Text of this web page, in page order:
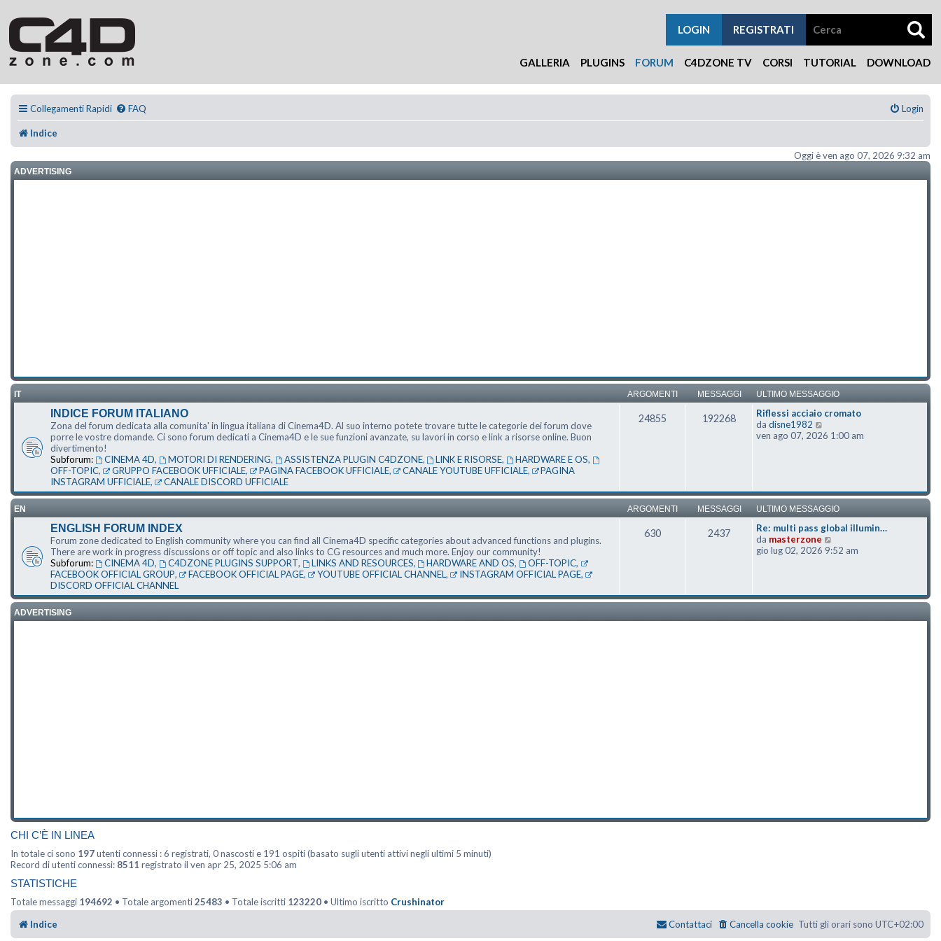
GALLERIA PLUGINS FORUM C4DZONE TV CORSI TUTORIAL DOWNLOAD
REGISTRATI
LOGIN
Collegamenti Rapidi FAQ Login
Indice
Oggi è ven ago 07, 2026 9:32 am
ADVERTISING
IT ARGOMENTI MESSAGGI ULTIMO MESSAGGIO
INDICE FORUM ITALIANO
Zona del forum dedicata alla comunita' in lingua italiana di Cinema4D. Al suo interno potete trovare tutte le categorie dei forum dove
porre le vostre domande. Ci sono forum dedicati a Cinema4D e le sue funzioni avanzate, su lavori in corso e link a risorse online. Buon
divertimento!
Subforum:
CINEMA 4D, MOTORI DI RENDERING, ASSISTENZA PLUGIN C4DZONE, LINK E RISORSE, HARDWARE E OS,
OFF-TOPIC, GRUPPO FACEBOOK UFFICIALE, PAGINA FACEBOOK UFFICIALE, CANALE YOUTUBE UFFICIALE,
PAGINA
INSTAGRAM UFFICIALE, CANALE DISCORD UFFICIALE
24855 192268
Riflessi acciaio cromato
da disne1982
ven ago 07, 2026 1:00 am
EN ARGOMENTI MESSAGGI ULTIMO MESSAGGIO
ENGLISH FORUM INDEX
Forum zone dedicated to English community where you can find all Cinema4D specific categories about advanced functions and plugins.
There are work in progress discussions or off topic and also links to CG resources and much more. Enjoy our community!
Subforum:
CINEMA 4D, C4DZONE PLUGINS SUPPORT, LINKS AND RESOURCES, HARDWARE AND OS, OFF-TOPIC,
FACEBOOK OFFICIAL GROUP, FACEBOOK OFFICIAL PAGE, YOUTUBE OFFICIAL CHANNEL, INSTAGRAM OFFICIAL PAGE,
DISCORD OFFICIAL CHANNEL
630 2437
Re: multi pass global illumin…
da masterzone
gio lug 02, 2026 9:52 am
ADVERTISING
CHI C’È IN LINEA
In totale ci sono 197utenti connessi : 6 registrati, 0 nascosti e 191 ospiti (basato sugli utenti attivi negli ultimi 5 minuti)
Record di utenti connessi: 8511 registrato il ven apr 25, 2025 5:06 am
STATISTICHE
Totale messaggi 194692 • Totale argomenti25483 • Totale iscritti 123220 • Ultimo iscritto Crushinator
Indice
Tutti gli orari sono UTC+02:00
Cancella cookie
Contattaci